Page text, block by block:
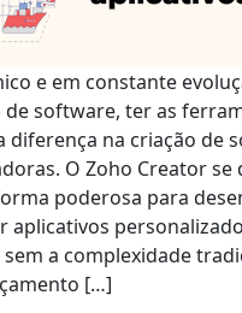
e em constante
software, ter as
diferença na criação de
O Zoho Creator se
poderosa para
aplicativos
a complexidade
[…]